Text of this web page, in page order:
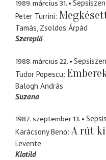
1989. március 31.
Peter Turrini
Tamás Zsoldos Árpád
Szereplő
1988. március 22.
Tudor Popescu
Balogh András
Suzana
1987. szeptember 13.
Karácsony Benő A rút
Levente
Klotild